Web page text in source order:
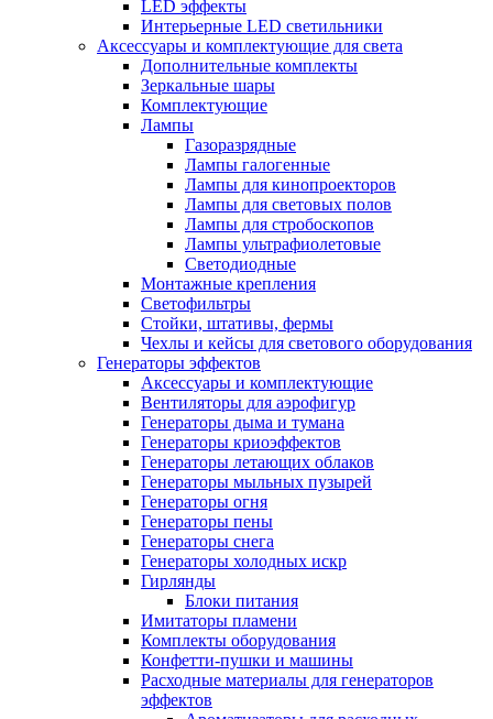
LED эффекты
Интерьерные LED светильники
Аксессуары и комплектующие для света
Дополнительные комплекты
Зеркальные шары
Комплектующие
Лампы
Газоразрядные
Лампы галогенные
Лампы для кинопроекторов
Лампы для световых полов
Лампы для стробоскопов
Лампы ультрафиолетовые
Светодиодные
Монтажные крепления
Светофильтры
Стойки, штативы, фермы
Чехлы и кейсы для светового оборудования
Генераторы эффектов
Аксессуары и комплектующие
Вентиляторы для аэрофигур
Генераторы дыма и тумана
Генераторы криоэффектов
Генераторы летающих облаков
Генераторы мыльных пузырей
Генераторы огня
Генераторы пены
Генераторы снега
Генераторы холодных искр
Гирлянды
Блоки питания
Имитаторы пламени
Комплекты оборудования
Конфетти-пушки и машины
Расходные материалы для генераторов
эффектов